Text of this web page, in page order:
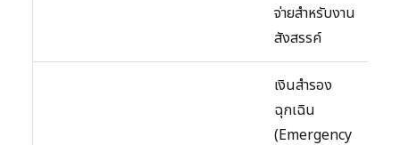
จ่ายสำหรับงาน
สังสรรค์
เงินสำรอง
ฉุกเฉิน
(Emergency